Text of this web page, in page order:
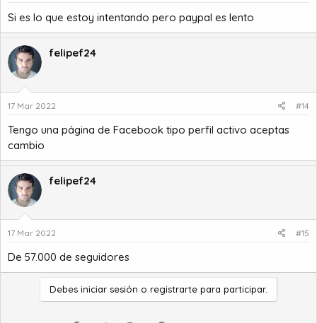
Si es lo que estoy intentando pero paypal es lento
felipef24
17 Mar 2022 #14
Tengo una página de Facebook tipo perfil activo aceptas
cambio
felipef24
17 Mar 2022 #15
De 57.000 de seguidores
Debes iniciar sesión o registrarte para participar.